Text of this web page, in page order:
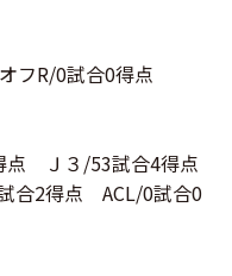
フR/0試合0得点
点 Ｊ３/53試合4得点
合2得点 ACL/0試合0